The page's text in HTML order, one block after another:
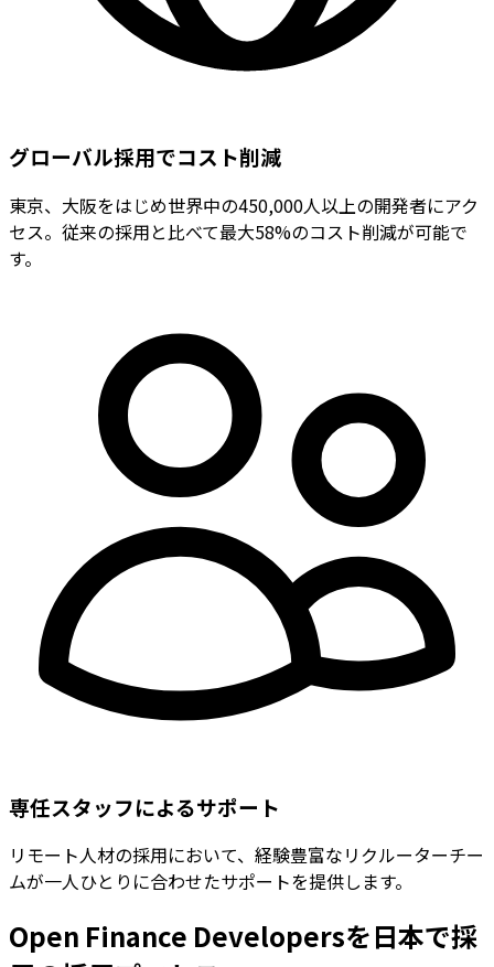
グローバル採用でコスト削減
東京、大阪をはじめ世界中の450,000人以上の開発者にアク
セス。従来の採用と比べて最大58%のコスト削減が可能で
す。
専任スタッフによるサポート
リモート人材の採用において、経験豊富なリクルーターチー
ムが一人ひとりに合わせたサポートを提供します。
Open Finance Developersを日本で採